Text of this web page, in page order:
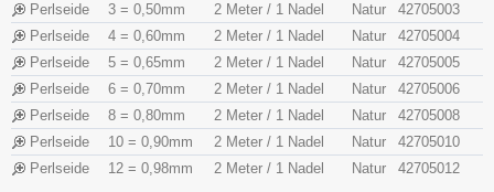
Perlseide
3 = 0,50mm 2 Meter / 1 Nadel Natur
42705003
Perlseide
4 = 0,60mm 2 Meter / 1 Nadel Natur
42705004
Perlseide
5 = 0,65mm 2 Meter / 1 Nadel Natur
42705005
Perlseide
6 = 0,70mm 2 Meter / 1 Nadel Natur
42705006
Perlseide
8 = 0,80mm 2 Meter / 1 Nadel Natur
42705008
Perlseide
10 = 0,90mm 2 Meter / 1 Nadel Natur
42705010
Perlseide
12 = 0,98mm 2 Meter / 1 Nadel Natur 42705012